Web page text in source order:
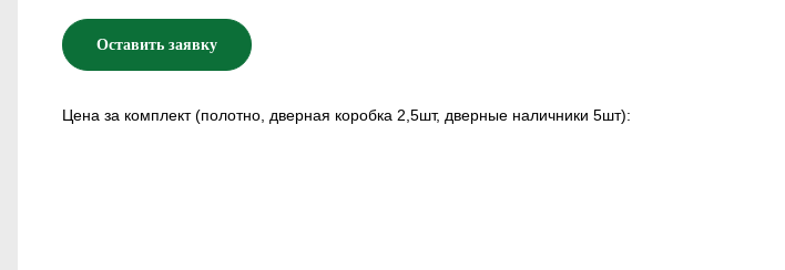
Оставить заявку
Цена за комплект (полотно, дверная коробка 2,5шт, дверные наличники 5шт):